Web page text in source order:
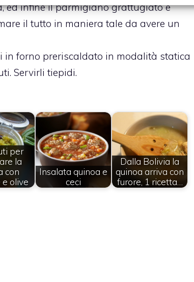
ed infine il parmigiano grattugiato e
il tutto in maniera tale da avere un
in forno preriscaldato in modalità statica
Servirli tiepidi.
per
la
con
e olive
Insalata quinoa e
ceci
Dalla Bolivia la
quinoa arriva con
furore, 1 ricetta…